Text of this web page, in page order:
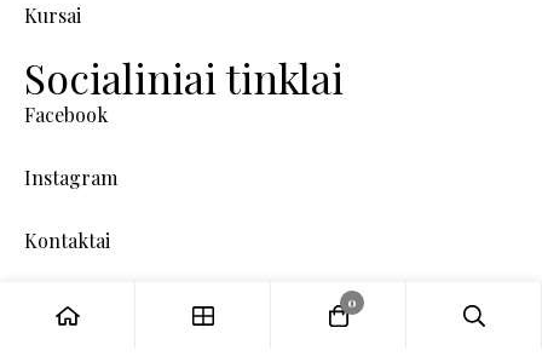
Kursai
Socialiniai tinklai
Facebook
Instagram
Kontaktai
0